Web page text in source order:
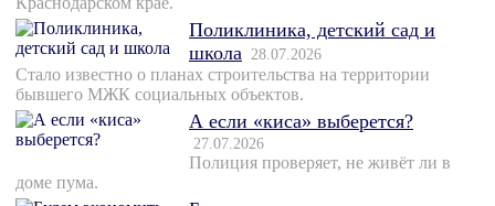
Поликлиника, детский сад и
школа 28.07.2026
Стало известно о планах строительства на территории
бывшего МЖК социальных объектов.
А если «киса» выберется?
27.07.2026
Полиция проверяет, не живёт ли в
доме пума.